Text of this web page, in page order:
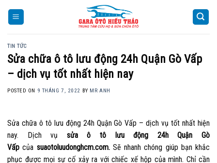
TIN TỨC
Sửa chữa ô tô lưu động 24h Quận Gò Vấp
– dịch vụ tốt nhất hiện nay
POSTED ON 9 THÁNG 7, 2022 BY MR ANH
Sửa chữa ô tô lưu động 24h Quận Gò Vấp – dịch vụ tốt nhất hiện
nay. Dịch vụ sửa ô tô lưu động 24h Quận Gò
Vấp của suaotoluudonghcm.com.Sẽ nhanh chóng giúp bạn khắc
phục được mọi sự cố xảy ra với chiếc xế hộp của mình. Chỉ cần